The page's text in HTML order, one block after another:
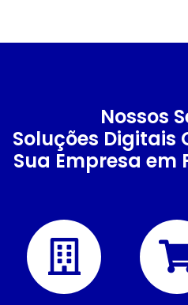
Nossos
Soluções
Sua Empresa em